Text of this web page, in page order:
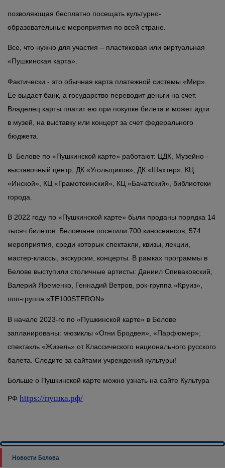
позволяющая бесплатно посещать культурно-
образовательные мероприятия по всей стране.
Все, что нужно для участия – пластиковая или виртуальная
«Пушкинская карта».
Фактически - это обычная карта платежной системы «Мир».
Ее выдает банк, а государство переводит деньги на счет.
Владелец карты платит ею при покупке билета и может идти
в музей, на выставку или концерт за счет федерального
бюджета.
В Белове по «Пушкинской карте» работают: ЦДК, Музейно -
выставочный центр, ДК «Угольщиков», ДК «Шахтер», КЦ
«Инской», КЦ «Грамотеинский», КЦ «Бачатский», библиотеки
города.
В 2022 году по «Пушкинской карте» были проданы порядка 14
тысяч билетов. Беловчане посетили 700 киносеансов, 574
мероприятия, среди которых спектакли, квизы, лекции,
мастер-классы, экскурсии, концерты. В рамках программы в
Белове выступили столичные артисты: Даниил Спиваковский,
Валерий Яременко, Геннадий Ветров, рок-группа «Круиз»,
поп-группа «TE100STERON».
В начале 2023-го по «Пушкинской карте» в Белове
запланированы: мюзиклы «Огни Бродвея», «Парфюмер»;
спектакль «Жизель» от Классического национального русского
балета. Следите за сайтами учреждений культуры!
Больше о Пушкинской карте можно узнать на сайте Культура
РФ https://пушка.рф/
Новости Белова